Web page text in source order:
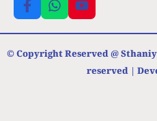
© Copyright Reserved @
reserved |